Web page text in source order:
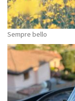
Sempre bello